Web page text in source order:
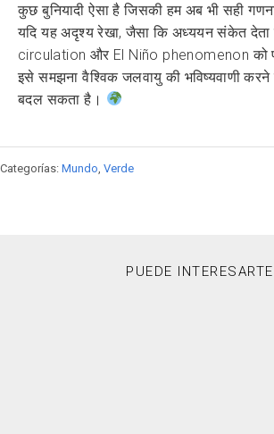
कुछ बुनियादी ऐसा है जिसकी हम अब भी सही
यदि यह अदृश्य रेखा, जैसा कि अध्ययन संकेत
circulation और El Niño phenomenon को
इसे समझना वैश्विक जलवायु की भविष्यवाणी
बदल सकता है।
Categorías: Mundo Verde
PUEDE INTERESARTE